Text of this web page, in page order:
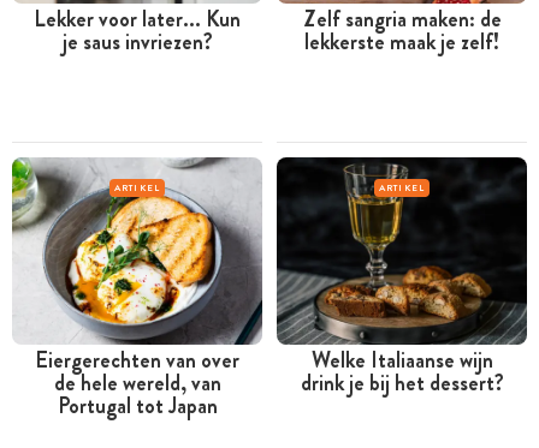
Lekker voor later... Kun
je saus invriezen?
Zelf sangria maken: de
lekkerste maak je zelf!
ARTIKEL
Eiergerechten van over
de hele wereld, van
Portugal tot Japan
ARTIKEL
Welke Italiaanse wijn
drink je bij het dessert?